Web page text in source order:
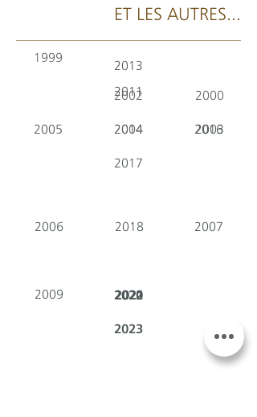
ET LES AUTRES...
1999
2011 2000
2013
2002
2014 2003
2004 2016
2005
2017
2006 2018 2007
2020
2009 2021
2022
2023